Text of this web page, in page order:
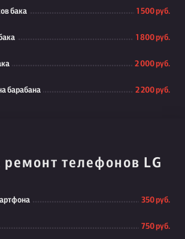
бака 1 500 руб.
1 800 руб.
2 000 руб.
барабана 2 200 руб.
телефонов LG
350 руб.
750 руб.